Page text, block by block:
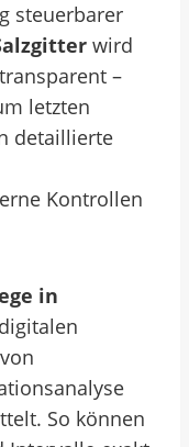
steuerbarer
wird
–
letzten
detaillierte
Kontrollen
in
So können